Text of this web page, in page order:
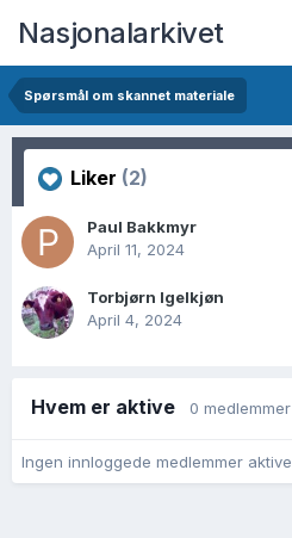
Nasjonalarkivet
Spørsmål om skannet materiale
Liker (2)
Paul Bakkmyr
April 11, 2024
Torbjørn Igelkjøn
April 4, 2024
Hvem er aktive 0 medlemmer
Ingen innloggede medlemmer aktive